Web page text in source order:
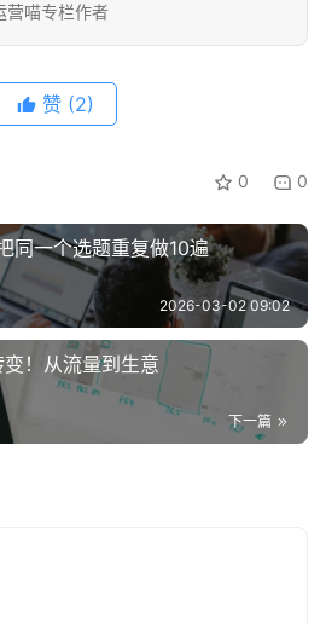
营喵专栏作者
赞 (2)
0 0
同一个选题重复做10遍
2026-03-02 09:02
！从流量到生意
下一篇